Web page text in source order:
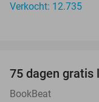
Verkocht: 12.735
75 dagen gratis
BookBeat